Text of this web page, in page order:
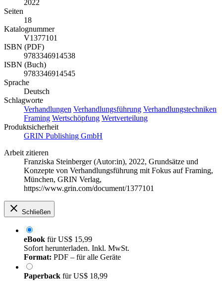
2022
Seiten
18
Katalognummer
V1377101
ISBN (PDF)
9783346914538
ISBN (Buch)
9783346914545
Sprache
Deutsch
Schlagworte
Verhandlungen Verhandlungsführung Verhandlungstechniken
Framing Wertschöpfung Wertverteilung
Produktsicherheit
GRIN Publishing GmbH
Arbeit zitieren
Franziska Steinberger (Autor:in), 2022, Grundsätze und
Konzepte von Verhandlungsführung mit Fokus auf Framing,
München, GRIN Verlag,
https://www.grin.com/document/1377101
Schließen
eBook fürUS$ 15,99
Sofort herunterladen. Inkl. MwSt.
Format: PDF – für alle Geräte
Paperback fürUS$ 18,99